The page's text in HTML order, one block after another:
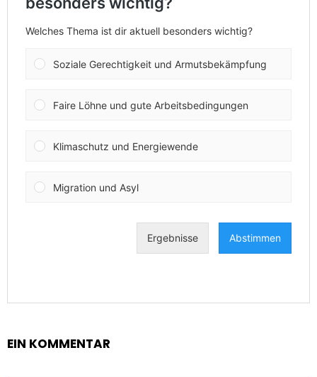
EIN KOMMENTAR